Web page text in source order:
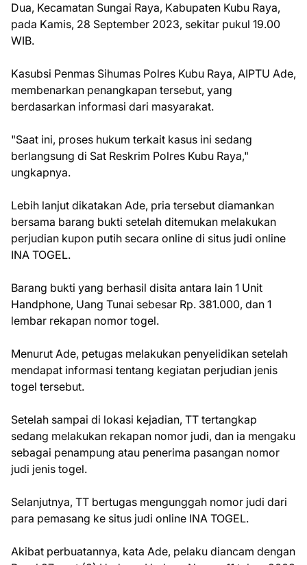
Dua, Kecamatan Sungai Raya, Kabupaten Kubu Raya,
pada Kamis, 28 September 2023, sekitar pukul 19.00
WIB.
Kasubsi Penmas Sihumas Polres Kubu Raya, AIPTU Ade,
membenarkan penangkapan tersebut, yang
berdasarkan informasi dari masyarakat.
"Saat ini, proses hukum terkait kasus ini sedang
berlangsung di Sat Reskrim Polres Kubu Raya,"
ungkapnya.
Lebih lanjut dikatakan Ade, pria tersebut diamankan
bersama barang bukti setelah ditemukan melakukan
perjudian kupon putih secara online di situs judi online
INA TOGEL.
Barang bukti yang berhasil disita antara lain 1 Unit
Handphone, Uang Tunai sebesar Rp. 381.000, dan 1
lembar rekapan nomor togel.
Menurut Ade, petugas melakukan penyelidikan setelah
mendapat informasi tentang kegiatan perjudian jenis
togel tersebut.
Setelah sampai di lokasi kejadian, TT tertangkap
sedang melakukan rekapan nomor judi, dan ia mengaku
sebagai penampung atau penerima pasangan nomor
judi jenis togel.
Selanjutnya, TT bertugas mengunggah nomor judi dari
para pemasang ke situs judi online INA TOGEL.
Akibat perbuatannya, kata Ade, pelaku diancam dengan